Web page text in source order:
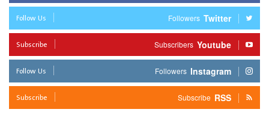
Twitter
Followers
Follow Us
Youtube
Subscribers
Subscribe
Instagram
Followers
Follow Us
RSS
Subscribe
Subscribe